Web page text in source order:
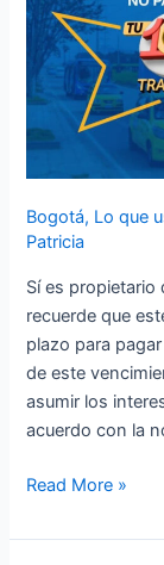
Bogotá, Lo que
Patricia
Sí es propietario
recuerde que
plazo para
de este
asumir los
acuerdo con la
para
pagar
impuesto
de
vehículos
2026
sin
multas
Bogotá
Read More »